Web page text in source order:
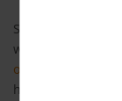
Sinds januari
woning onder de
helemaal geen